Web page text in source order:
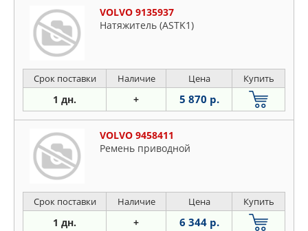
VOLVO 9135937
Натяжитель (ASTK1)
Срок поставки Наличие Цена Купить
1 дн. + 5 870 р.
VOLVO 9458411
Ремень приводной
Срок поставки Наличие Цена Купить
1 дн. + 6 344 р.